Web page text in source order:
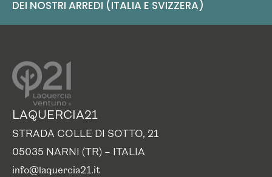
DEI NOSTRI ARREDI (ITALIA E SVIZZERA)
LAQUERCIA21
STRADA COLLE DI SOTTO, 21
05035 NARNI (TR) – ITALIA
info@laquercia21.it